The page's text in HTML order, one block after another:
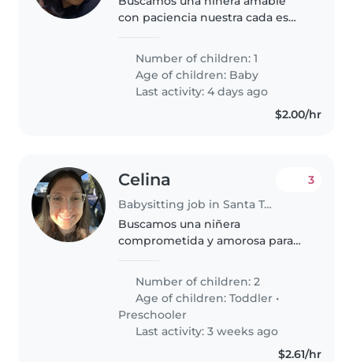
con paciencia nuestra cada es
tres ambos trabajamos de noche
nuestro dia fijo es sabado y
domingo de descanso Nuestra
bebe tiene..
Number of children: 1
Age of children: Baby
Last activity: 4 days ago
$2.00/hr
Celina
Babysitting job in Santa Tecla
3
Buscamos una niñera
comprometida y amorosa para
lleno de energía y una niña
juguetona. Debe ser
responsable, cariñosa y cómoda
cocinando y ayudando con..
Number of children: 2
Age of children:Toddler •
Preschooler
Last activity: 3 weeks ago
$2.61/hr